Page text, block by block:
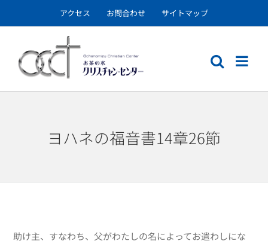
to
アクセス お問合わせ サイトマップ
ヨハネの福音書14章26節
助け主、すなわち、父がわたしの名によってお遣わしにな